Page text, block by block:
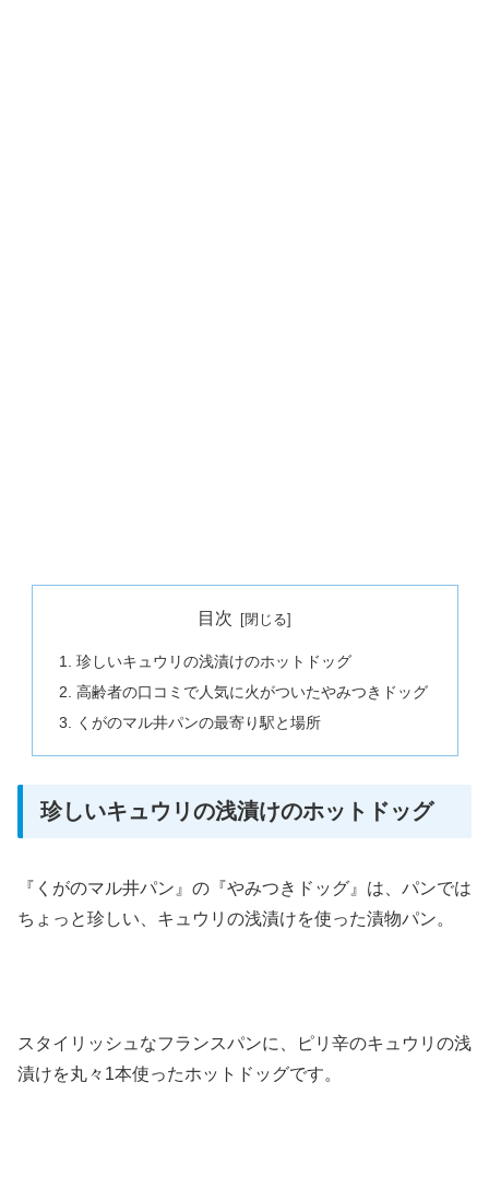
目次
珍しいキュウリの浅漬けのホットドッグ
高齢者の口コミで人気に火がついたやみつきドッグ
くがのマル井パンの最寄り駅と場所
珍しいキュウリの浅漬けのホットドッグ
『くがのマル井パン』の『やみつきドッグ』は、パンでは
ちょっと珍しい、キュウリの浅漬けを使った漬物パン。
スタイリッシュなフランスパンに、ピリ辛のキュウリの浅
漬けを丸々1本使ったホットドッグです。